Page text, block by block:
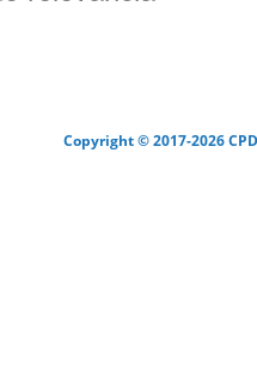
Copyright © 2017-2026